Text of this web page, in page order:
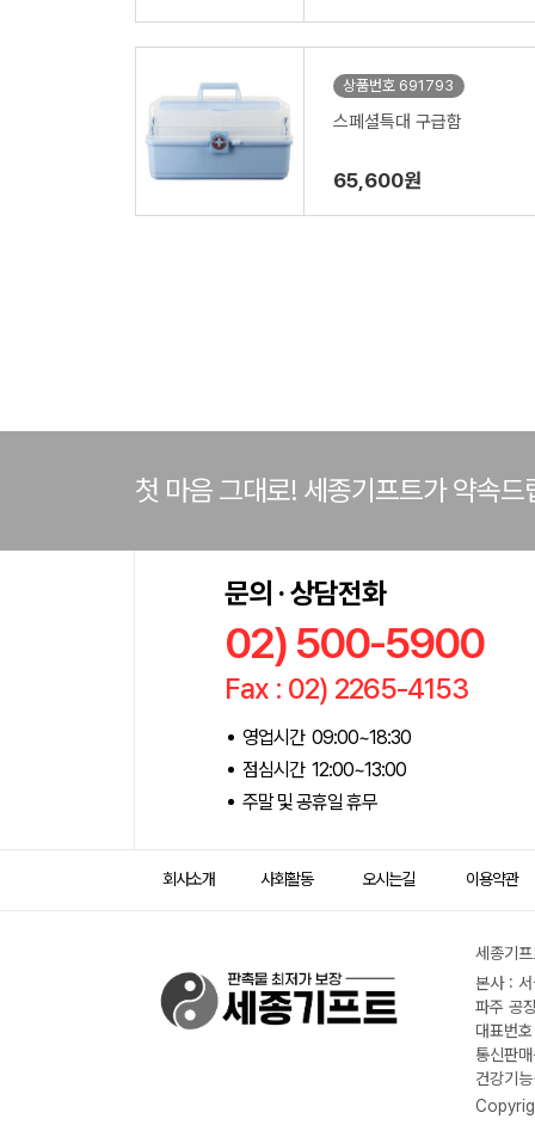
상품번호 691793
스페셜특대 구급함
65,600원
첫 마음 그대로! 세종기프트가 약속드
문의 · 상담전화
02) 500-5900
Fax : 02) 2265-4153
영업시간 09:00~18:30
점심시간 12:00~13:00
주말 및 공휴일 휴무
회사소개 사회활동 오시는길 이용약관
세종기
본사 :
파주 공
대표번
통신판
건강기